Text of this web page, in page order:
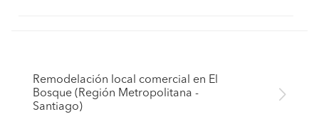
Remodelación local comercial en El
Bosque (Región Metropolitana -
Santiago)